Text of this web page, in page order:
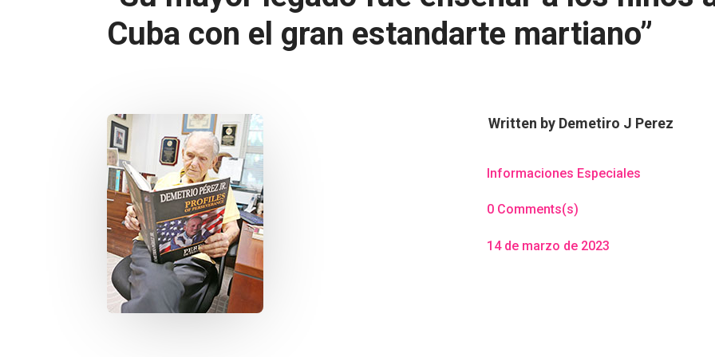
Cuba con el gran estandarte martiano”
Written by Demetiro J Perez
Informaciones Especiales
0 Comments(s)
14 de marzo de 2023